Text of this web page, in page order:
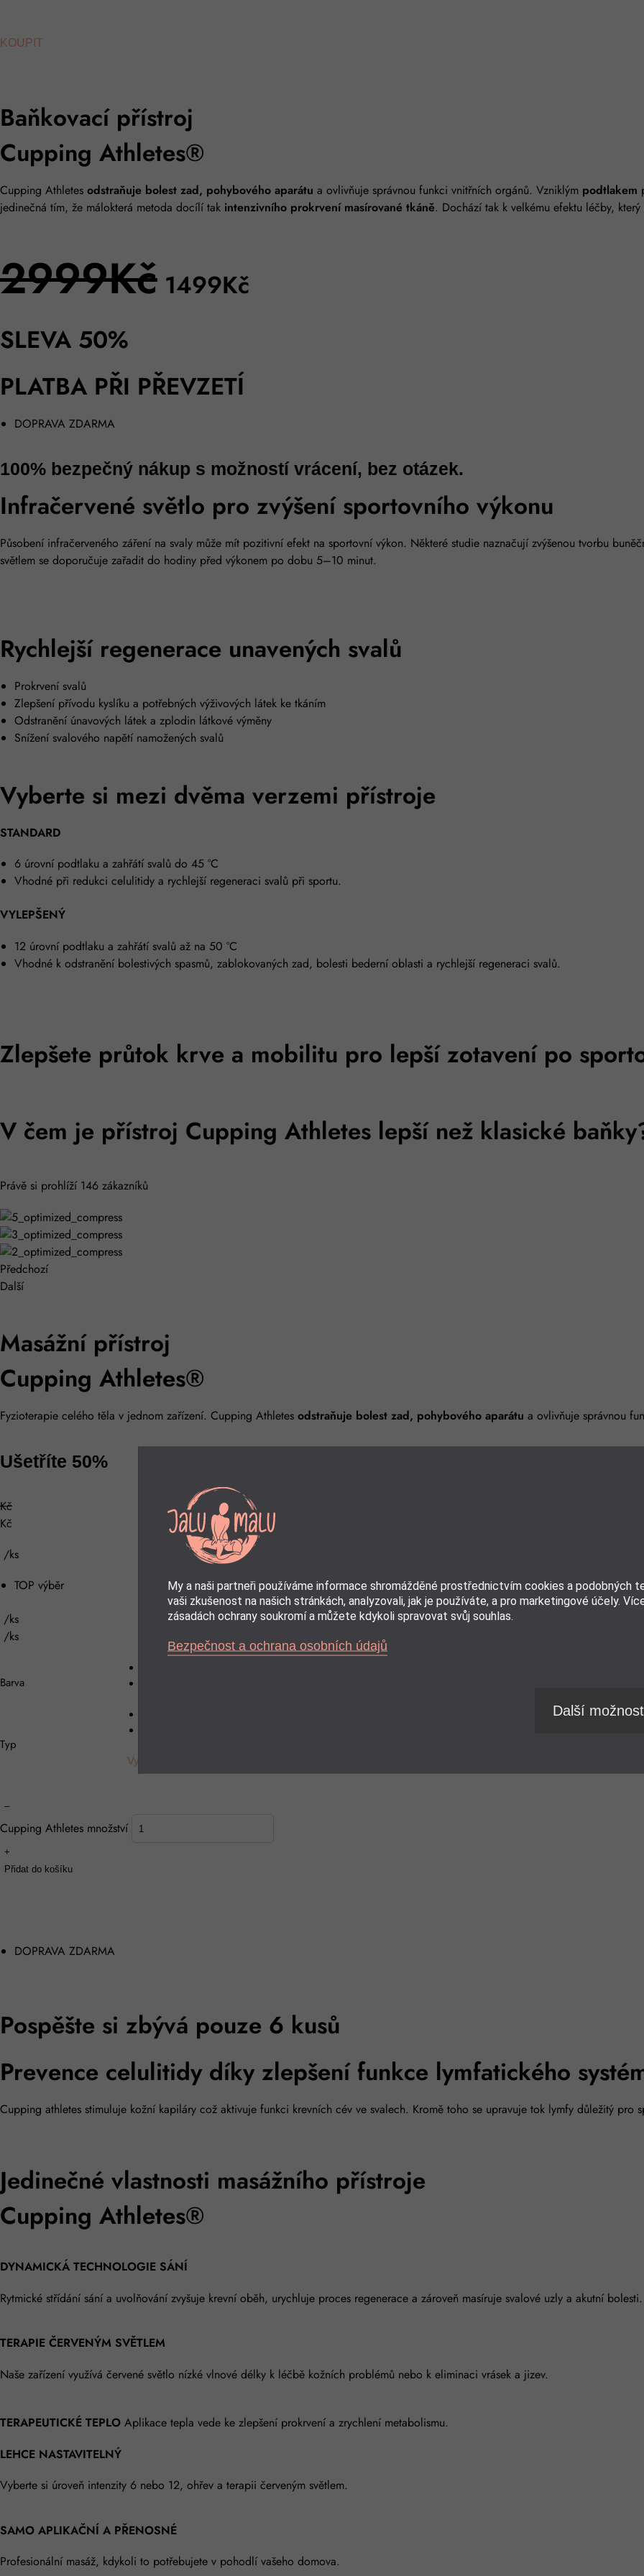
KOUPIT
Baňkovací přístroj
Cupping Athletes®
Cupping Athletes odstraňuje bolest zad, pohybového aparátu a ovlivňuje správnou funkci vnitřních orgánů. Vzniklým podtlakem
jedinečná tím, že málokterá metoda docílí tak intenzivního prokrvení masírované tkáně. Dochází tak k velkému efektu léčby,
2999Kč 1499Kč
SLEVA 50%
PLATBA PŘI PŘEVZETÍ
DOPRAVA ZDARMA
100% bezpečný nákup s možností vrácení, bez otázek.
Infračervené světlo pro zvýšení sportovního výkonu
Působení infračerveného záření na svaly může mít pozitivní efekt na sportovní výkon. Některé studie naznačují zvýšenou tvorbu
světlem se doporučuje zařadit do hodiny před výkonem po dobu 5–10 minut.
Rychlejší regenerace unavených svalů
Prokrvení svalů
Zlepšení přívodu kyslíku a potřebných výživových látek ke tkáním
Odstranění únavových látek a zplodin látkové výměny
Snížení svalového napětí namožených svalů
Vyberte si mezi dvěma verzemi přístroje
STANDARD
6 úrovní podtlaku a zahřátí svalů do 45 °C
Vhodné při redukci celulitidy a rychlejší regeneraci svalů při sportu.
VYLEPŠENÝ
12 úrovní podtlaku a zahřátí svalů až na 50 °C
Vhodné k odstranění bolestivých spasmů, zablokovaných zad, bolesti bederní oblasti a rychlejší regeneraci svalů.
Zlepšete průtok krve a mobilitu pro lepší zotavení po
V čem je přístroj Cupping Athletes lepší než klasické
Právě si prohlíží 146 zákazníků
Předchozí
Další
Masážní přístroj
Cupping Athletes®
Fyzioterapie celého těla v jednom zařízení. Cupping Athletes odstraňuje bolest zad, pohybového aparátu a ovlivňuje správnou
Ušetříte 50%
Kč
Kč
/ks
TOP výběr
/ks
/ks
Barva
Typ
Vyčistit
–
Cupping Athletes množství
+
Přidat do košíku
DOPRAVA ZDARMA
Pospěšte si zbývá pouze 6 kusů
Prevence celulitidy díky zlepšení funkce lymfatického
Cupping athletes stimuluje kožní kapiláry což aktivuje funkci krevních cév ve svalech. Kromě toho se upravuje tok lymfy důležitý pro
Jedinečné vlastnosti masážního přístroje
Cupping Athletes®
DYNAMICKÁ TECHNOLOGIE SÁNÍ
Rytmické střídání sání a uvolňování zvyšuje krevní oběh, urychluje proces regenerace a zároveň masíruje svalové uzly a akutní bolesti.
TERAPIE ČERVENÝM SVĚTLEM
Naše zařízení využívá červené světlo nízké vlnové délky k léčbě kožních problémů nebo k eliminaci vrásek a jizev.
TERAPEUTICKÉ TEPLO Aplikace tepla vede ke zlepšení prokrvení a zrychlení metabolismu.
LEHCE NASTAVITELNÝ
Vyberte si úroveň intenzity 6 nebo 12, ohřev a terapii červeným světlem.
SAMO APLIKAČNÍ A PŘENOSNÉ
Profesionální masáž, kdykoli to potřebujete v pohodlí vašeho domova.
My a naši partneři používáme informace shromážděné prostřednictvím cookies a podobných
vaši zkušenost na našich stránkách, analyzovali, jak je používáte, a pro marketingové účely.
zásadách ochrany soukromí a můžete kdykoli spravovat svůj souhlas.
Bezpečnost a ochrana osobních údajů
Další